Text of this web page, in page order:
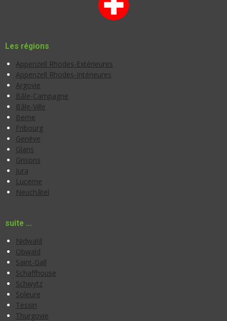
Les régions
Appenzell Rhodes-Extérieures
Appenzell Rhodes-Intérieures
Argovie
Bâle-Campagne
Bâle-Ville
Berne
Fribourg
Genève
Glaris
Grisons
Jura
Lucerne
Neuchâtel
suite ...
Nidwald
Obwald
Saint-Gall
Schaffhouse
Schwytz
Soleure
Tessin
Thurgovie